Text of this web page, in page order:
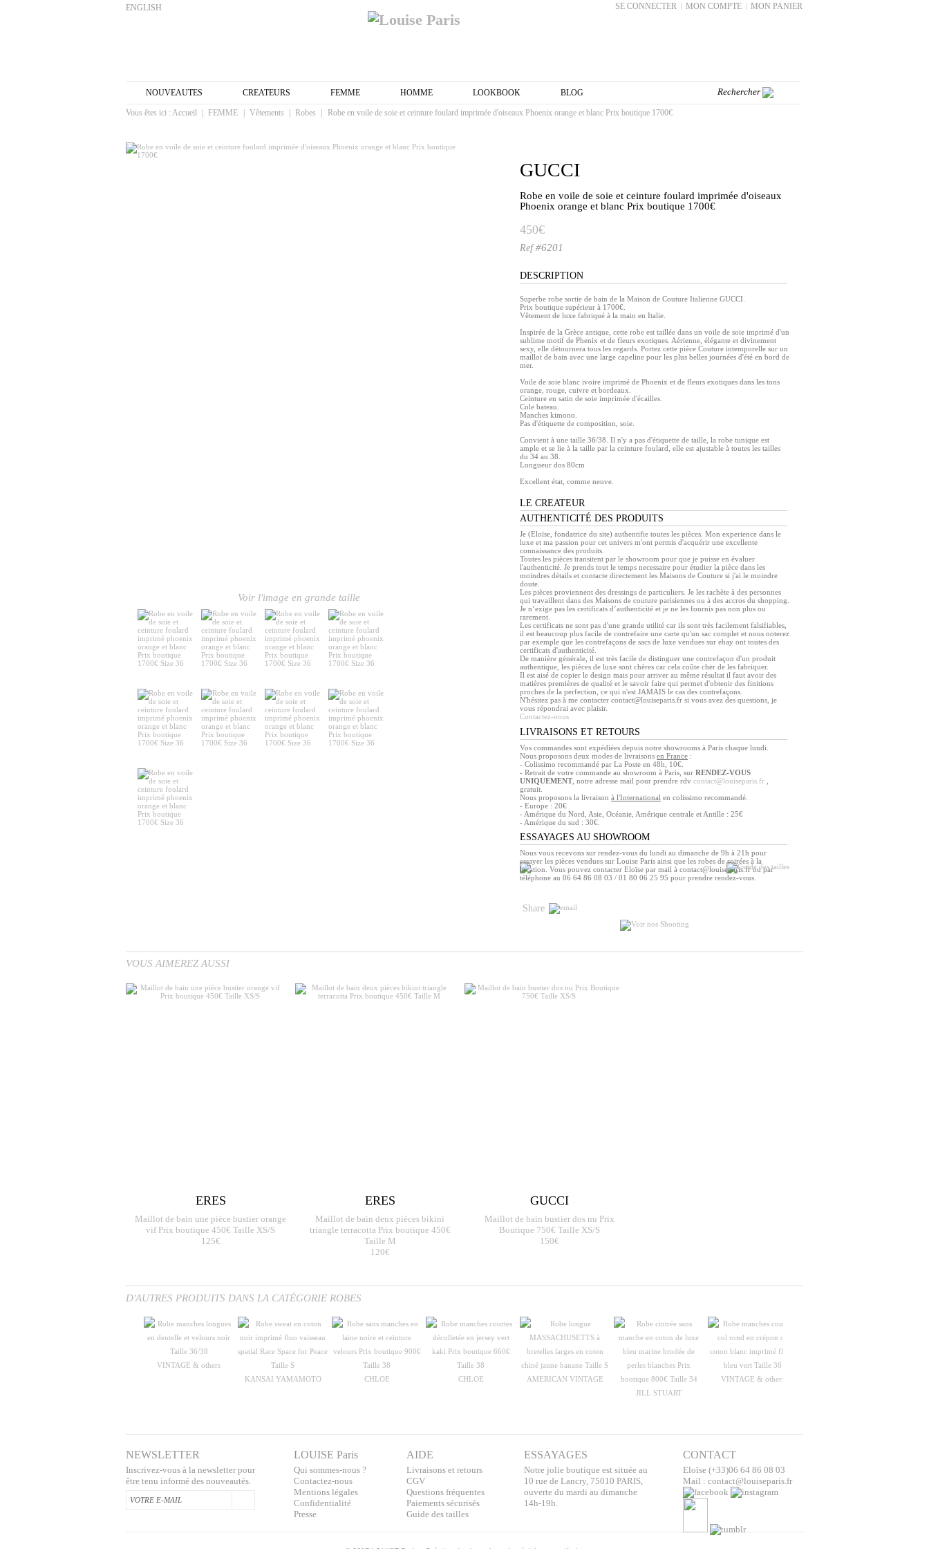
ENGLISH MON PANIER
|
MON COMPTE
|
SE CONNECTER
NOUVEAUTES CREATEURS FEMME HOMME LOOKBOOK BLOG
Vous êtes ici : Accueil FEMME Vêtements Robes Robe en voile de soie et ceinture foulard imprimée d'oiseaux Phoenix orange et blanc Prix boutique 1700€
Voir l'image en grande taille
GUCCI
Robe en voile de soie et ceinture foulard imprimée d'oiseaux
Phoenix orange et blanc Prix boutique 1700€
450€
Ref#6201
DESCRIPTION
Superbe robe sortie de bain de la Maison de Couture Italienne GUCCI.
Prix boutique supérieur à 1700€.
Vêtement de luxe fabriqué à la main en Italie.
Inspirée de la Grèce antique, cette robe est taillée dans un voile de soie imprimé d'un
sublime motif de Phenix et de fleurs exotiques. Aérienne, élégante et divinement
sexy, elle détournera tous les regards. Portez cette pièce Couture intemporelle sur un
maillot de bain avec une large capeline pour les plus belles journées d'été en bord de
mer.
Voile de soie blanc ivoire imprimé de Phoenix et de fleurs exotiques dans les tons
orange, rouge, cuivre et bordeaux.
Ceinture en satin de soie imprimée d'écailles.
Cole bateau.
Manches kimono.
Pas d'étiquette de composition, soie.
Convient à une taille 36/38. Il n'y a pas d'étiquette de taille, la robe tunique est
ample et se lie à la taille par la ceinture foulard, elle est ajustable à toutes les tailles
du 34 au 38.
Longueur dos 80cm
Excellent état, comme neuve.
LE CREATEUR
AUTHENTICITÉ DES PRODUITS
Je (Eloïse, fondatrice du site) authentifie toutes les pièces. Mon experience dans le
luxe et ma passion pour cet univers m'ont permis d'acquérir une excellente
connaissance des produits.
Toutes les pièces transitent par le showroom pour que je puisse en évaluer
l'authenticité. Je prends tout le temps necessaire pour étudier la pièce dans les
moindres détails et contacte directement les Maisons de Couture si j'ai le moindre
doute.
Les pièces proviennent des dressings de particuliers. Je les rachète à des personnes
qui travaillent dans des Maisons de couture parisiennes ou à des accros du shopping.
Je n’exige pas les certificats d’authenticité et je ne les fournis pas non plus ou
rarement.
Les certificats ne sont pas d'une grande utilité car ils sont très facilement falsifiables,
il est beaucoup plus facile de contrefaire une carte qu'un sac complet et nous noterez
par exemple que les contrefaçons de sacs de luxe vendues sur ebay ont toutes des
certificats d'authenticité.
De manière générale, il est très facile de distinguer une contrefaçon d'un produit
authentique, les pièces de luxe sont chères car cela coûte cher de les fabriquer.
Il est aisé de copier le design mais pour arriver au même résultat il faut avoir des
matières premières de qualité et le savoir faire qui permet d'obtenir des finitions
proches de la perfection, ce qui n'est JAMAIS le cas des contrefaçons.
N'hésitez pas à me contacter contact@louiseparis.fr si vous avez des questions, je
vous répondrai avec plaisir.
Contactez-nous
LIVRAISONS ET RETOURS
Vos commandes sont expédiées depuis notre showrooms à Paris chaque lundi.
Nous proposons deux modes de livraisons en France :
- Colissimo recommandé par La Poste en 48h, 10€.
- Retrait de votre commande au showroom à Paris, sur RENDEZ-VOUS
UNIQUEMENT, notre adresse mail pour prendre rdv contact@louiseparis.fr
gratuit.
Nous proposons la livraison à l'International en colissimo recommandé.
- Europe : 20€
- Amérique du Nord, Asie, Océanie, Amérique centrale et Antille : 25€
- Amérique du sud : 30€.
ESSAYAGES AU SHOWROOM
Nous vous recevons sur rendez-vous du lundi au dimanche de 9h à 21h pour
essayer les pièces vendues sur Louise Paris ainsi que les robes de soirées à la
location. Vous pouvez contacter Eloïse par mail à contact@louiseparis.fr ou par
téléphone au 06 64 86 08 03 / 01 80 06 25 95 pour prendre rendez-vous.
Share
VOUS AIMEREZ AUSSI
ERES
Maillot de bain une pièce bustier orange
vif Prix boutique 450€ Taille XS/S
125€
ERES
Maillot de bain deux pièces bikini
triangle terracotta Prix boutique 450€
Taille M
120€
GUCCI
Maillot de bain bustier dos nu Prix
Boutique 750€ Taille XS/S
150€
D'AUTRES PRODUITS DANS LA CATÉGORIE ROBES
VINTAGE & others
KANSAI YAMAMOTO
CHLOE CHLOE
AMERICAN VINTAGE
JILL STUART
VINTAGE & others
NEWSLETTER
Inscrivez-vous à la newsletter pour
être tenu informé des nouveautés.
LOUISE Paris
Qui sommes-nous ?
Contactez-nous
Mentions légales
Confidentialité
Presse
AIDE
Livraisons et retours
CGV
Questions fréquentes
Paiements sécurisés
Guide des tailles
ESSAYAGES
Notre jolie boutique est située au
10 rue de Lancry, 75010 PARIS,
ouverte du mardi au dimanche
14h-19h.
CONTACT
Eloïse (+33)06 64 86 08 03
Mail : contact@louiseparis.fr